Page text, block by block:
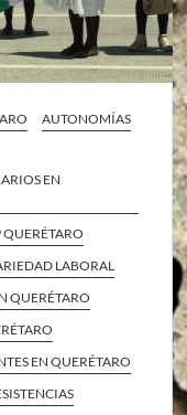
AUTONOMÍAS
EN
QUERÉTARO
LABORAL
QUERÉTARO
EN QUERÉTARO